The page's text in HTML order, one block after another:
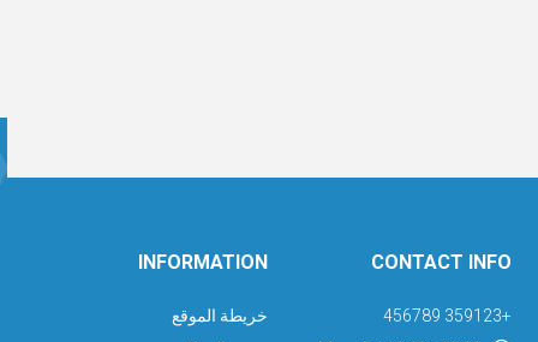
CONTACT INFO
+359123 456789
INFORMATION
خريطة الموقع